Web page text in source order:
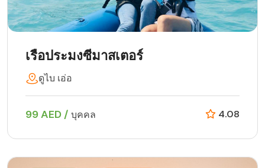
เรือประมงซีมาสเตอร์
ดูไบ เอ่อ
99 AED / บุคคล 4.08